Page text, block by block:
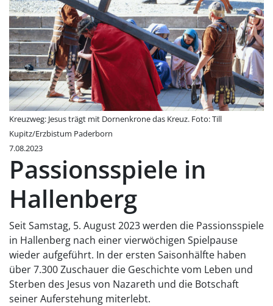
Kreuzweg: Jesus trägt mit Dornenkrone das Kreuz. Foto: Till
Kupitz/Erzbistum Paderborn
7.08.2023
Passionsspiele in
Hallenberg
Seit Samstag, 5. August 2023 werden die Passionsspiele
in Hallenberg nach einer vierwöchigen Spielpause
wieder aufgeführt. In der ersten Saisonhälfte haben
über 7.300 Zuschauer die Geschichte vom Leben und
Sterben des Jesus von Nazareth und die Botschaft
seiner Auferstehung miterlebt.